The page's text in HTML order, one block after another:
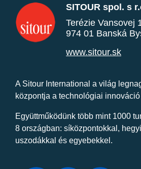
SITOUR spol. s
Terézie Vansovej
974 01 Banská
www.sitour.sk
A Sitour International a világ
központja a technológiai
Együttműködünk több mint 1000
8 országban: síközpontokkal,
uszodákkal és egyebekkel.